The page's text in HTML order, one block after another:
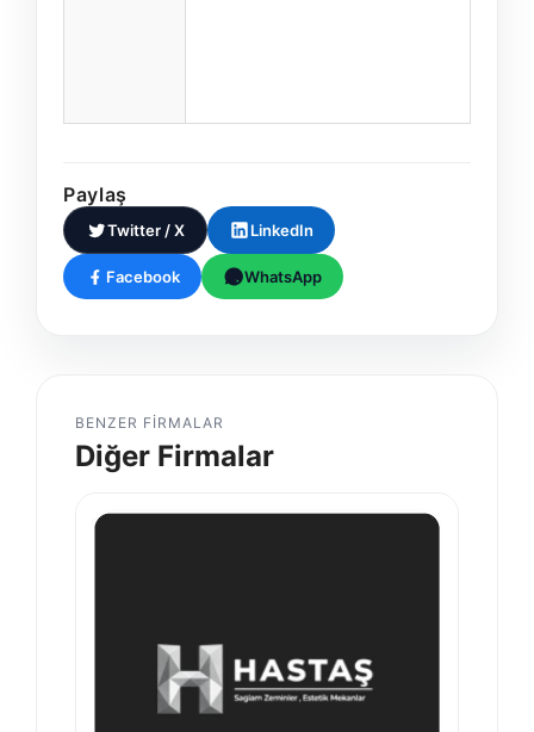
Paylaş
Twitter / X LinkedIn
Facebook WhatsApp
BENZER FIRMALAR
Diğer Firmalar